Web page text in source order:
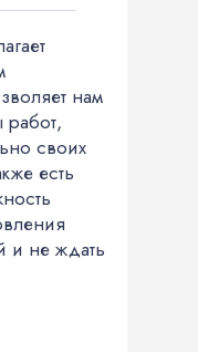
нам
своих
есть
и не ждать